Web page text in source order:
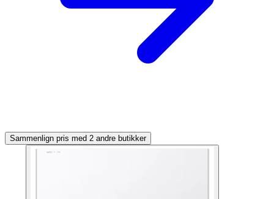
Sammenlign pris med 2 andre butikker